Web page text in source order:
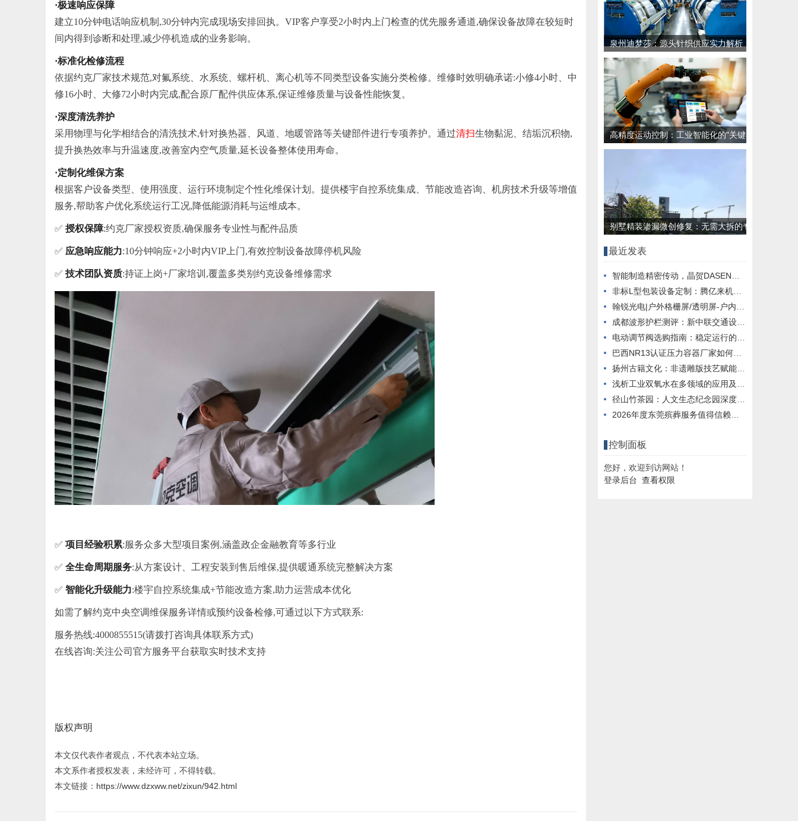
·极速响应保障
建立10分钟电话响应机制,30分钟内完成现场安排回执。VIP客户享受2小时内上门检查的优先服务通道,确保设备故障在较短时
间内得到诊断和处理,减少停机造成的业务影响。
·标准化检修流程
依据约克厂家技术规范,对氟系统、水系统、螺杆机、离心机等不同类型设备实施分类检修。维修时效明确承诺:小修4小时、中
修16小时、大修72小时内完成,配合原厂配件供应体系,保证维修质量与设备性能恢复。
·深度清洗养护
采用物理与化学相结合的清洗技术,针对换热器、风道、地暖管路等关键部件进行专项养护。通过清扫生物黏泥、结垢沉积物,
提升换热效率与升温速度,改善室内空气质量,延长设备整体使用寿命。
·定制化维保方案
根据客户设备类型、使用强度、运行环境制定个性化维保计划。提供楼宇自控系统集成、节能改造咨询、机房技术升级等增值
服务,帮助客户优化系统运行工况,降低能源消耗与运维成本。
✅ 授权保障:约克厂家授权资质,确保服务专业性与配件品质
✅ 应急响应能力:10分钟响应+2小时内VIP上门,有效控制设备故障停机风险
✅ 技术团队资质:持证上岗+厂家培训,覆盖多类别约克设备维修需求
✅ 项目经验积累:服务众多大型项目案例,涵盖政企金融教育等多行业
✅ 全生命周期服务:从方案设计、工程安装到售后维保,提供暖通系统完整解决方案
✅ 智能化升级能力:楼宇自控系统集成+节能改造方案,助力运营成本优化
如需了解约克中央空调维保服务详情或预约设备检修,可通过以下方式联系:
服务热线:4000855515(请拨打咨询具体联系方式)
在线咨询:关注公司官方服务平台获取实时技术支持
版权声明
本文仅代表作者观点，不代表本站立场。
本文系作者授权发表，未经许可，不得转载。
本文链接： https://www.dzxww.net/zixun/942.html
泉州迪梦莎：源头针织供应实力解析
高精度运动控制：工业智能化的"关键
落地环节"挑战
别墅精装渗漏微创修复：无需大拆的专
最近发表
智能制造精密传动，晶贺DASEN的技术路径解读
非标L型包装设备定制：腾亿来机械方案解析
翰锐光电|户外格栅屏/透明屏-户内外应用场景！
成都波形护栏测评：新中联交通设施护航道路安全
电动调节阀选购指南：稳定运行的关键要素
巴西NR13认证压力容器厂家如何选：泰克案例解析
扬州古籍文化：非遗雕版技艺赋能古籍活化保护
浅析工业双氧水在多领域的应用及安全生产注意事项
径山竹茶园：人文生态纪念园深度测评
2026年度东莞殡葬服务值得信赖品牌推荐
控制面板
您好，欢迎到访网站！
登录后台 查看权限